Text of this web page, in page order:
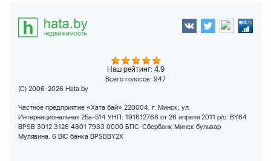
Наш рейтинг: 4.9
Всего голосов: 947
(C) 2006-2026 Hata.by
Частное предприятие «Хата бай» 220004, г. Минск, ул.
Интернациональная 25а-514 УНП: 191612768 от 26 апреля 2011 р/с: BY64
BPSB 3012 3126 4801 7933 0000 БПС-Сбербанк Минск бульвар
Мулявина, 6 BIC банка BPSBBY2X